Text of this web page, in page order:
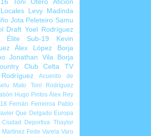
Toni Otero
Afición
Levy Madinda
Jota Peleteiro Samu
Draft Yoel Rodríguez
Élite Sub-19
Kevin
Álex López
Borja
Jonathan Vila
Borja
Club
Celta TV
Acuerdo de
Mato
Toni Rodríguez
Hugo Pintos Álex Rey
Fernán Ferreiroa Pablo
Que Delgado Europa
Ciudad Deportiva Thaylor
Martínez Fede Varela Varo